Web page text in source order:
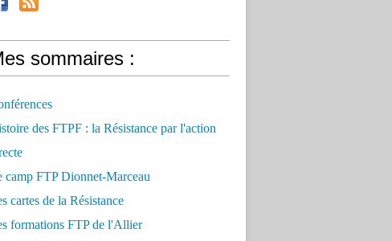
sommaires :
des FTPF : la Résistance par l'action
camp FTP Dionnet-Marceau
cartes de la Résistance
formations FTP de l'Allier